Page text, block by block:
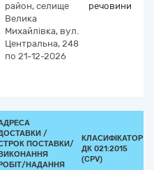
район, селище
Велика
Михайлівка, вул.
Центральна, 248
по 21-12-2026
речовини
/
ПОСТАВКИ/
НАДАННЯ
КЛАСИФІКАТОР
ДК 021:2015
(CPV)